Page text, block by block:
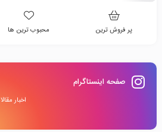
پر فروش ترین محبوب ترین ها
صفحه اینستاگرام
اخبار